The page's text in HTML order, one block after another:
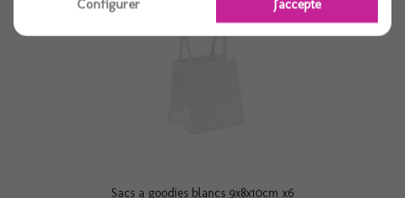
Sacs a goodies blancs 9x8x10cm x6
Configurer J'accepte